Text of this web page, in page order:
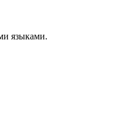
языками.